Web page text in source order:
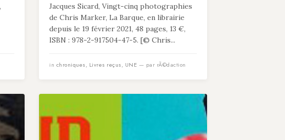
Jacques Sicard, Vingt-cinq photographies
de Chris Marker, La Barque, en librairie
depuis le 19 février 2021, 48 pages, 13 €,
ISBN : 978-2-917504-47-5. [© Chris...
in chroniques, Livres reçus, UNE — par rÃ©daction